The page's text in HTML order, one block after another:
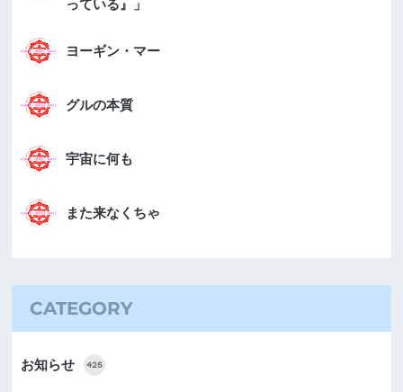
っている』」
ヨーギン・マー
グルの本質
宇宙に何も
また来なくちゃ
CATEGORY
お知らせ 425